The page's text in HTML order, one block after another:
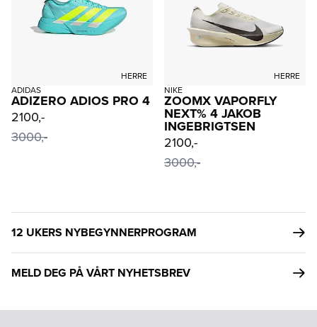
HERRE
ADIDAS
ADIZERO ADIOS PRO 4
2100,-
3000,-
HERRE
NIKE
ZOOMX VAPORFLY
NEXT% 4 JAKOB
INGEBRIGTSEN
2100,-
3000,-
12 UKERS NYBEGYNNERPROGRAM
MELD DEG PÅ VÅRT NYHETSBREV